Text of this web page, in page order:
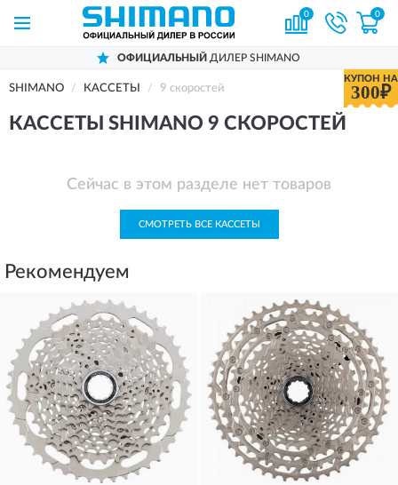
0 0
ОФИЦИАЛЬНЫЙ ДИЛЕР SHIMANO
КУПОН НА
300₽
SHIMANO КАССЕТЫ 9 скоростей
КАССЕТЫ SHIMANO 9 СКОРОСТЕЙ
Сейчас в этом разделе нет товаров
СМОТРЕТЬ ВСЕ КАССЕТЫ
Рекомендуем